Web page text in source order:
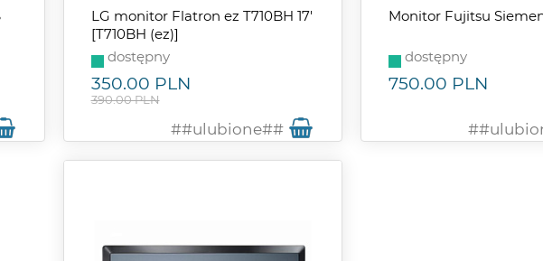
LG monitor Flatron ez T710BH 17'
[T710BH (ez)]
dostępny
350.00 PLN
390.00 PLN
##ulubione##
Monitor Fujitsu
dostępny
750.00 PLN